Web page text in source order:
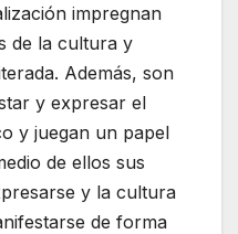
impregnan
de la cultura y
Además, son
y expresar el
y juegan un papel
de ellos sus
y la cultura
de forma